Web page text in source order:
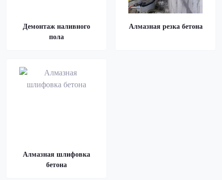
Демонтаж наливного
пола
Алмазная резка бетона
Алмазная шлифовка
бетона